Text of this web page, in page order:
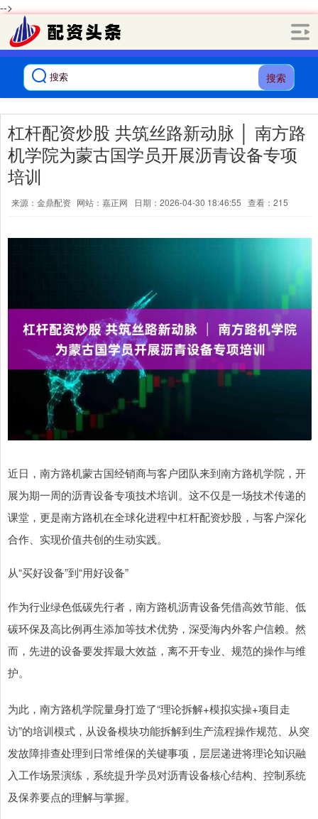
-->
搜索
杠杆配资炒股 共筑丝路新动脉 │ 南方路
机学院为蒙古国学员开展沥青设备专项
培训
来源：金鼎配资 网站：嘉正网 日期：2026-04-30 18:46:55 查看：215
近日，南方路机蒙古国经销商与客户团队来到南方路机学院，开
展为期一周的沥青设备专项技术培训。这不仅是一场技术传递的
课堂，更是南方路机在全球化进程中杠杆配资炒股，与客户深化
合作、实现价值共创的生动实践。
从“买好设备”到“用好设备”
作为行业绿色低碳先行者，南方路机沥青设备凭借高效节能、低
碳环保及高比例再生添加等技术优势，深受海内外客户信赖。然
而，先进的设备要发挥最大效益，离不开专业、规范的操作与维
护。
为此，南方路机学院量身打造了“理论拆解+模拟实操+项目走
访”的培训模式，从设备模块功能拆解到生产流程操作规范、从突
发故障排查处理到日常维保的关键事项，层层递进将理论知识融
入工作场景演练，系统提升学员对沥青设备核心结构、控制系统
及保养要点的理解与掌握。